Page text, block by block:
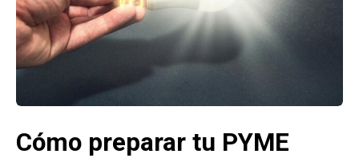
Cómo preparar tu PYME